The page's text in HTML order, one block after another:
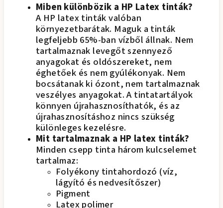
Miben különbözik a HP Latex tinták?
A HP latex tinták valóban
környezetbarátak. Maguk a tinták
legfeljebb 65%-ban vízből állnak. Nem
tartalmaznak levegőt szennyező
anyagokat és oldószereket, nem
éghetőek és nem gyúlékonyak. Nem
bocsátanak ki ózont, nem tartalmaznak
veszélyes anyagokat. A tintatartályok
könnyen újrahasznosíthatók, és az
újrahasznosításhoz nincs szükség
különleges kezelésre.
Mit tartalmaznak a HP latex tinták?
Minden csepp tinta három kulcselemet
tartalmaz:
Folyékony tintahordozó (víz,
lágyító és nedvesítőszer)
Pigment
Latex polimer